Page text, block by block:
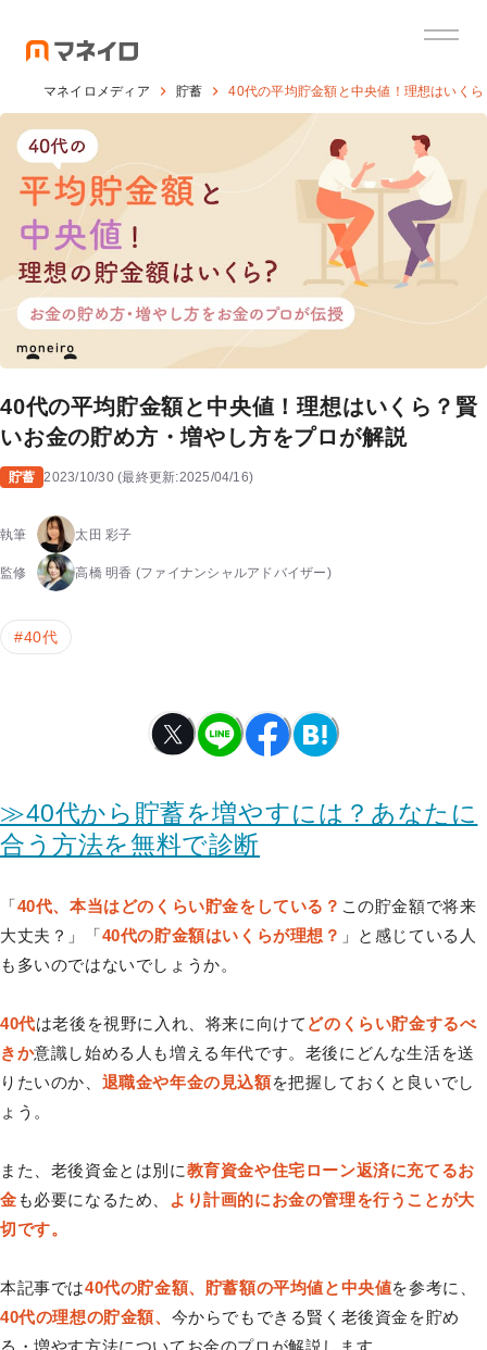
マネイロメディア 貯蓄 40代の平均貯金額と中央値！理想はいく
40代の平均貯金額と中央値！理想はいくら？賢
いお金の貯め方・増やし方をプロが解説
貯蓄 2023/10/30(最終更新:2025/04/16)
執筆 太田 彩子
監修 高橋 明香 (ファイナンシャルアドバイザー)
#40代
≫40代から貯蓄を増やすには？あなたに
合う方法を無料で診断
「40代、本当はどのくらい貯金をしている？ この貯金額で将来
大丈夫？」「40代の貯金額はいくらが理想？ 」と感じている人
も多いのではないでしょうか。
40代は老後を視野に入れ、将来に向けて どのくらい貯金するべ
きか意識し始める人も増える年代です。老後にどんな生活を送
りたいのか、 退職金や年金の見込額を把握しておくと良いでし
ょう。
また、老後資金とは別に教育資金や住宅ローン返済に充てるお
金 も必要になるため、
より計画的にお金の管理を行うことが大
切です。
本記事では40代の貯金額、貯蓄額の平均値と中央値を参考に、
40代の理想の貯金額、 今からでもできる賢く老後資金を貯め